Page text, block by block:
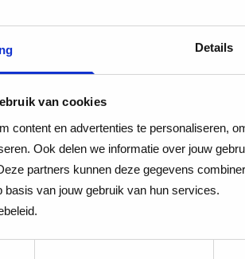
Details
van cookies
content en advertenties te personaliseren,
Ook delen we informatie over jouw
partners kunnen deze gegevens
basis van jouw gebruik van hun services.